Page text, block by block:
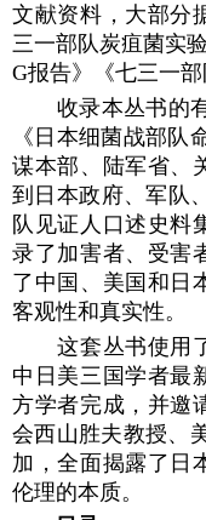
文献资料，大部分
三一部队炭疽菌实
G报告》《七三一部
收录本丛书的有
《日本细菌战部队
谋本部、陆军省、
到日本政府、军队
队见证人口述史料
录了加害者、受害
了中国、美国和日
客观性和真实性。
这套丛书使用了
中日美三国学者最
方学者完成，并邀
会西山胜夫教授、
加，全面揭露了日
伦理的本质。